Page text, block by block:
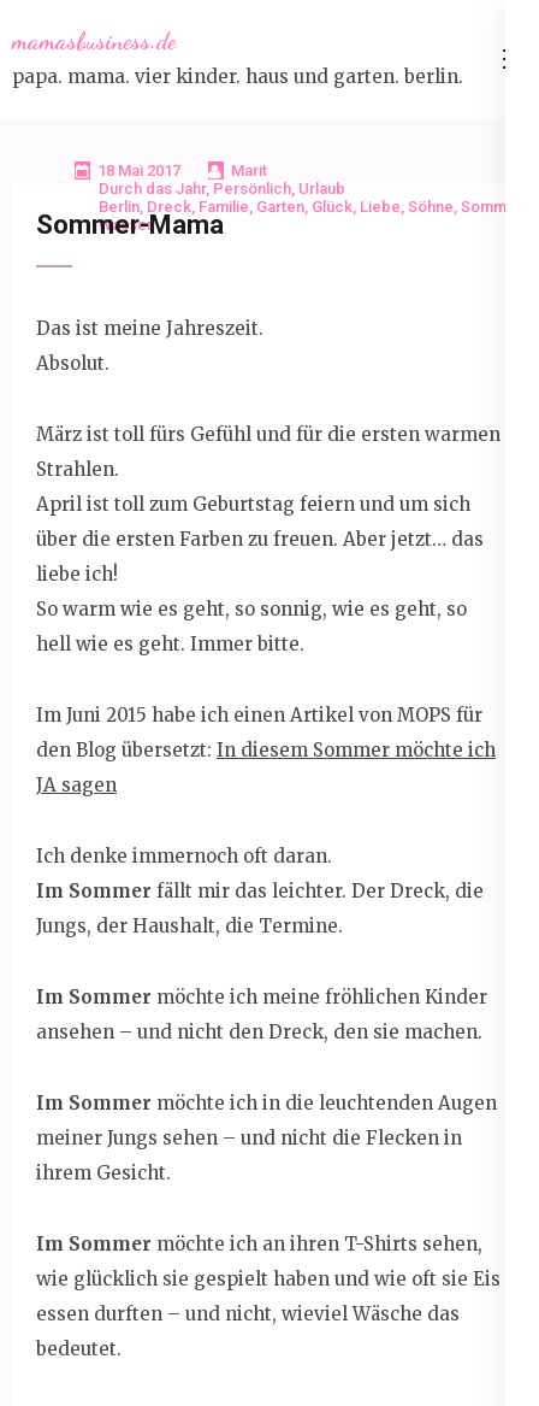
to
content
mamasbusiness.de
papa. mama. vier kinder. haus und garten. berlin.
18 Mai 2017
Marit
Durch das Jahr, Persönlich, Urlaub
Berlin, Dreck, Familie, Garten, Glück, Liebe, Söhne, Sommer
Wasser
Sommer-Mama
Das ist meine Jahreszeit.
Absolut.
März ist toll fürs Gefühl und für die ersten warmen
Strahlen.
April ist toll zum Geburtstag feiern und um sich
über die ersten Farben zu freuen. Aber jetzt… das
liebe ich!
So warm wie es geht, so sonnig, wie es geht, so
hell wie es geht. Immer bitte.
Im Juni 2015 habe ich einen Artikel von MOPS für
den Blog übersetzt: In diesem Sommer möchte ich
JA sagen
Ich denke immernoch oft daran.
Im Sommer fällt mir das leichter. Der Dreck, die
Jungs, der Haushalt, die Termine.
Im Sommer möchte ich meine fröhlichen Kinder
ansehen – und nicht den Dreck, den sie machen.
Im Sommer möchte ich in die leuchtenden Augen
meiner Jungs sehen – und nicht die Flecken in
ihrem Gesicht.
Im Sommer möchte ich an ihren T-Shirts sehen,
wie glücklich sie gespielt haben und wie oft sie Eis
essen durften – und nicht, wieviel Wäsche das
bedeutet.